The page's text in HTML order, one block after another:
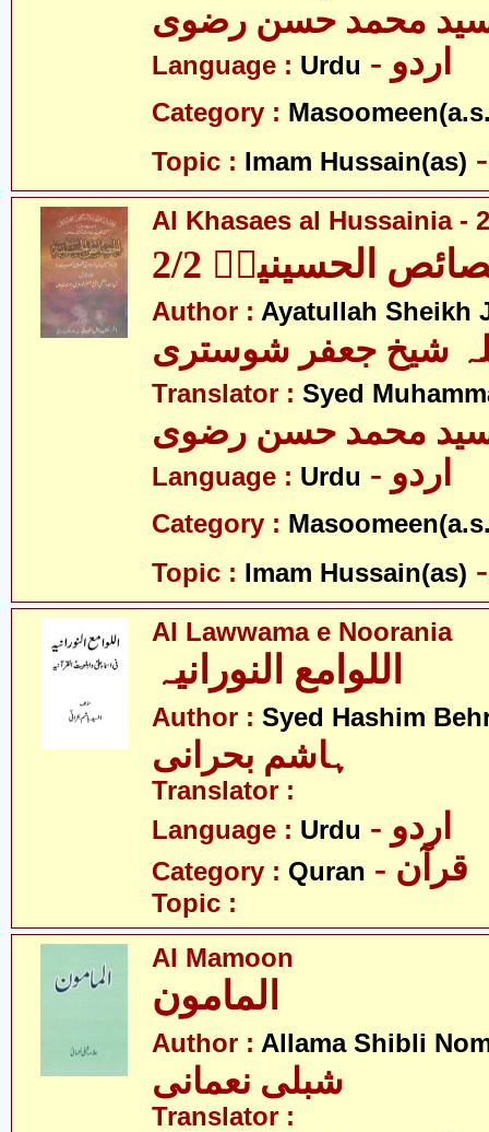
محمد حسن رضوی
Language : Urdu - اردو
Category :
Topic : Imam Hussain(as)
Al Khasaes al Hussainia -
الحسینیہؑ 2/2
Author : Ayatullah Sheikh
شیخ جعفر شوستری
Translator : Syed
محمد حسن رضوی
Language : Urdu - اردو
Category :
Topic : Imam Hussain(as)
Al Lawwama e Noorania
اللوامع النورانیہ
Author : Syed Hashim
ہاشم بحرانی
Translator :
Language : Urdu - اردو
Category : Quran - قرآن
Topic :
Al Mamoon
المامون
Author : Allama Shibli
شبلی نعمانی
Translator :